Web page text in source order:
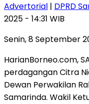
Advertorial | DPRD
2025 - 14:31 WIB
Senin, 8 September
HarianBorneo.com,
perdagangan Citra
Dewan Perwakilan
Samarinda. Wakil